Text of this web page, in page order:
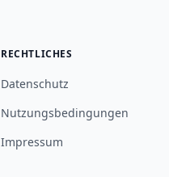
RECHTLICHES
Datenschutz
Nutzungsbedingungen
Impressum